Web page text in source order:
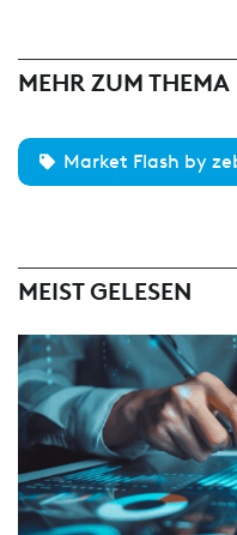
MEHR ZUM THEMA
Market Flash by
MEIST GELESEN